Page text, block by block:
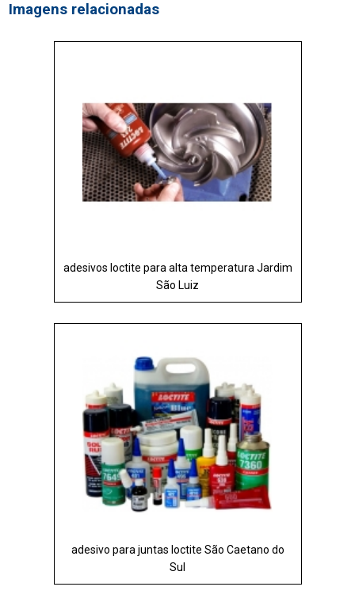
Imagens relacionadas
adesivos loctite para alta temperatura Jardim
São Luiz
adesivo para juntas loctite São Caetano do
Sul